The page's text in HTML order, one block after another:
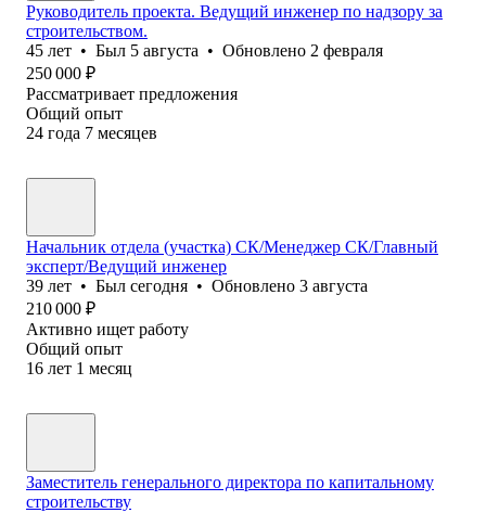
Руководитель проекта. Ведущий инженер по надзору за
строительством.
45 лет • Был 5 августа • Обновлено 2 февраля
250 000 ₽
Рассматривает предложения
Общий опыт
24 года 7 месяцев
Начальник отдела (участка) СК/Менеджер СК/Главный
эксперт/Ведущий инженер
39 лет • Был сегодня • Обновлено 3 августа
210 000 ₽
Активно ищет работу
Общий опыт
16 лет 1 месяц
Заместитель генерального директора по капитальному
строительству